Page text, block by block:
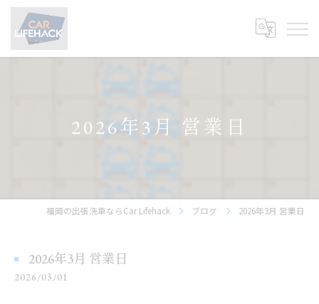
2026年3月 営業日
福岡の出張洗車ならCar Lifehack ブログ 2026年3月 営業日
2026年3月 営業日
2026/03/01